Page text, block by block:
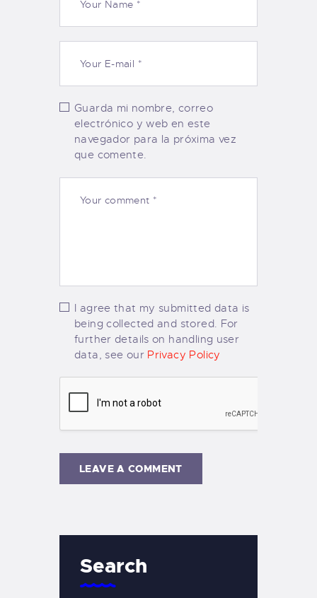
Guarda mi nombre, correo
electrónico y web en este
navegador para la próxima vez
que comente.
I agree that my submitted data is
being collected and stored. For
further details on handling user
data, see our Privacy Policy
Search